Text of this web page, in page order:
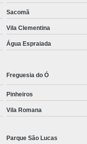
de Studio de Personal
Sacomã
Vila Clementina
Água Espraiada
Freguesia do Ó
Pinheiros
Vila Romana
Parque São Lucas